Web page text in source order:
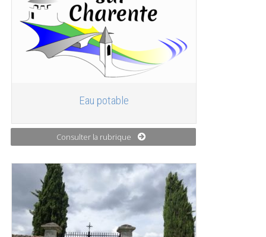
Eau potable
Consulter la rubrique